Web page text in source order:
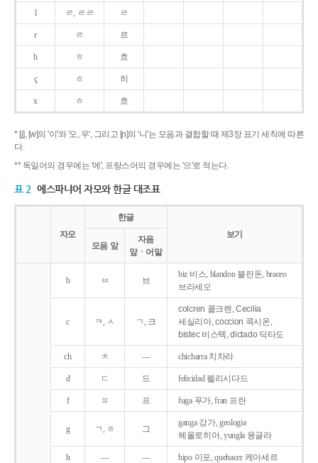
l ㄹ, ㄹㄹ ㄹ
r ㄹ 르
h ㅎ 흐
ç ㅎ 히
x ㅎ 흐
* [j], [w]의 '이'와 '오, 우', 그리고 [ɲ]의 '니'는 모음과 결합할 때 제3장 표기 세칙에 따른
다.
** 독일어의 경우에는 '에', 프랑스어의 경우에는 '으'로 적는다.
표 2 에스파냐어 자모와 한글 대조표
자모
한글
보기
모음 앞
자음
앞ㆍ어말
b ㅂ 브
biz 비스, blandon 블란돈, braceo
브라세오
c ㅋ, ㅅ ㄱ, 크
colcren 콜크렌, Cecilia
세실리아, coccion 콕시온,
bistec 비스텍, dictado 딕타도
ch ㅊ ― chicharra 치차라
d ㄷ 드 felicidad 펠리시다드
f ㅍ 프 fuga 푸가, fran 프란
g ㄱ, ㅎ 그
ganga 강가, geologia
헤올로히아, yungla 융글라
h ― ― hipo 이포, quehacer 케아세르